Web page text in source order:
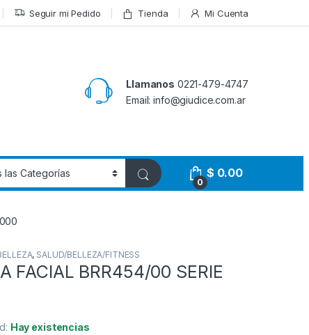
Seguir mi Pedido Tienda Mi Cuenta
Llamanos 0221-479-4747
Email: info@giudice.com.ar
0
$ 0.00
, SALUD/BELLEZA/FITNESS
FACIAL BRR454/00 SERIE
Hay existencias